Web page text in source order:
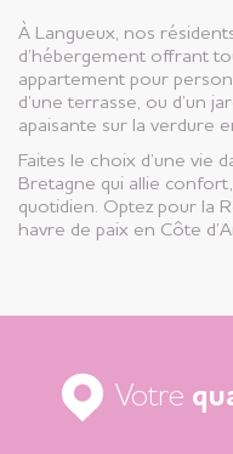
À Langueux, nos
d’hébergement offrant
appartement pour
d’une terrasse, ou d’un
apaisante sur la verdure
Faites le choix d’une vie
Bretagne qui allie
quotidien. Optez pour la
havre de paix en Côte
Votre